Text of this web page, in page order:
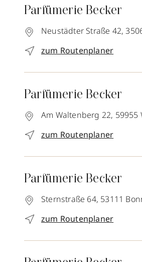
Parfümerie Becker
Neustädter Straße 42,
zum Routenplaner
Parfümerie Becker
Am Waltenberg 22, 59955
zum Routenplaner
Parfümerie Becker
Sternstraße 64, 53111
zum Routenplaner